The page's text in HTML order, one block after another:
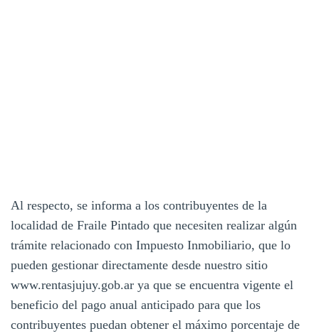
Al respecto, se informa a los contribuyentes de la
localidad de Fraile Pintado que necesiten realizar algún
trámite relacionado con Impuesto Inmobiliario, que lo
pueden gestionar directamente desde nuestro sitio
www.rentasjujuy.gob.ar ya que se encuentra vigente el
beneficio del pago anual anticipado para que los
contribuyentes puedan obtener el máximo porcentaje de